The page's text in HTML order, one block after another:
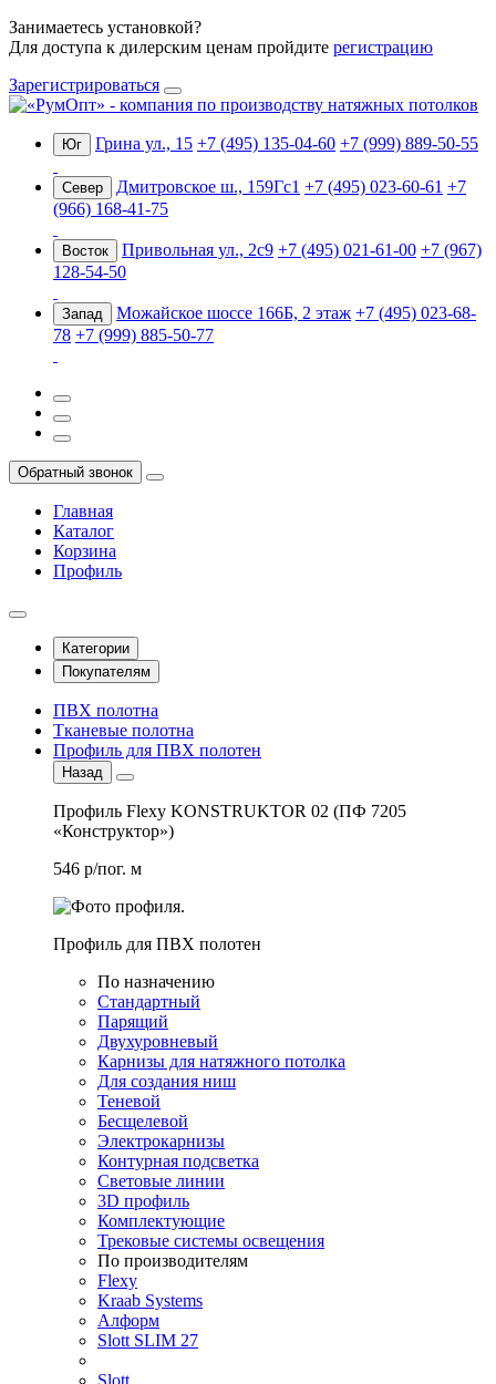
Занимаетесь установкой?
Для доступа к дилерским ценам пройдите регистрацию
Зарегистрироваться
Юг Грина ул., 15 +7 (495) 135-04-60 +7 (999) 889-50-55
Север Дмитровское ш., 159Гс1 +7 (495) 023-60-61 +7
(966) 168-41-75
Восток Привольная ул., 2с9 +7 (495) 021-61-00 +7 (967)
128-54-50
Запад Можайское шоссе 166Б, 2 этаж +7 (495) 023-68-
78 +7 (999) 885-50-77
Обратный звонок
Главная
Каталог
Корзина
Профиль
Категории
Покупателям
ПВХ полотна
Тканевые полотна
Профиль для ПВХ полотен
Назад
Профиль Flexy KONSTRUKTOR 02 (ПФ 7205
«Конструктор»)
546 р/пог. м
Профиль для ПВХ полотен
По назначению
Стандартный
Парящий
Двухуровневый
Карнизы для натяжного потолка
Для создания ниш
Теневой
Бесщелевой
Электрокарнизы
Контурная подсветка
Световые линии
3D профиль
Комплектующие
Трековые системы освещения
По производителям
Flexy
Kraab Systems
Алформ
Slott SLIM 27
Slott